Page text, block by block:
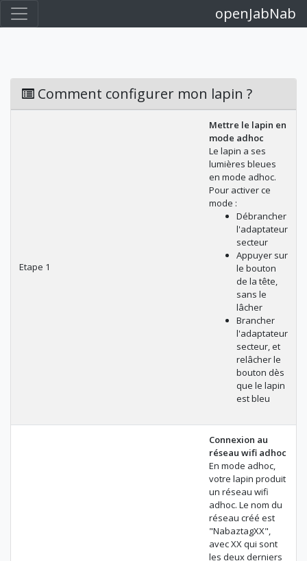
openJabNab
Comment configurer mon lapin ?
Etape 1
Mettre le lapin en
mode adhoc
Le lapin a ses
lumières bleues
en mode adhoc.
Pour activer ce
mode :
Débrancher
l'adaptateur
secteur
Appuyer sur
le bouton
de la tête,
sans le
lâcher
Brancher
l'adaptateur
secteur, et
relâcher le
bouton dès
que le lapin
est bleu
Connexion au
réseau wifi adhoc
En mode adhoc,
votre lapin produit
un réseau wifi
adhoc. Le nom du
réseau créé est
"NabaztagXX",
avec XX qui sont
les deux derniers